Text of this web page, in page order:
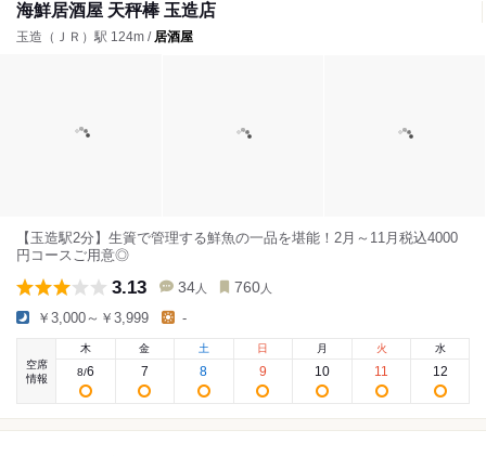
海鮮居酒屋 天秤棒 玉造店
玉造（ＪＲ）駅 124m / 居酒屋
【玉造駅2分】生簀で管理する鮮魚の一品を堪能！2月～11月税込4000
円コースご用意◎
3.13 34 人 760 人
￥3,000～￥3,999 -
空席
情報
木
8/6
金
7
土
8
日
9
月
10
火
11
水
12